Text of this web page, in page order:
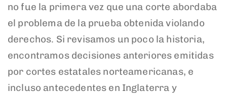
no fue la primera vez que una corte abordaba
el problema de la prueba obtenida violando
derechos. Si revisamos un poco la historia,
encontramos decisiones anteriores emitidas
por cortes estatales norteamericanas, e
incluso antecedentes en Inglaterra y